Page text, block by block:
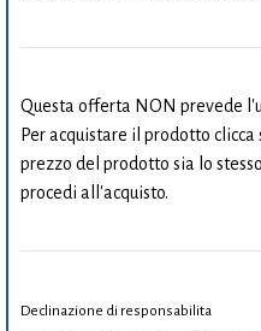
Questa offerta NON prevede
Per acquistare il prodotto
prezzo del prodotto sia lo
procedi all'acquisto.
Declinazione di responsabilita